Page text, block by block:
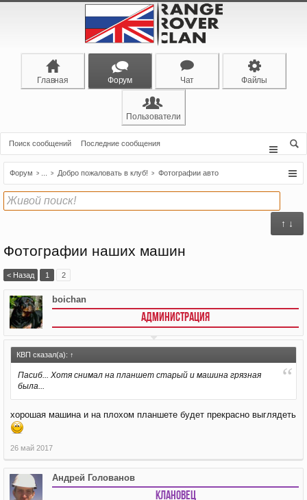
Главная Форум Чат Файлы
Пользователи
Поиск сообщений Последние сообщения
Форум Добро пожаловать в клуб! Фотографии авто
↑ ↓
Фотографии наших машин
< Назад 1 2
boichan
АДМИНИСТРАЦИЯ
КВП сказал(а): ↑
Пасиб... Хотя снимал на планшет старый и машина грязная
была...
хорошая машина и на плохом планшете будет прекрасно выглядеть
26 май 2017
Андрей Голованов
Клановец